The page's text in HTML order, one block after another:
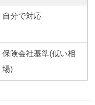
自分で対応
保険会社基準(低い相
場)